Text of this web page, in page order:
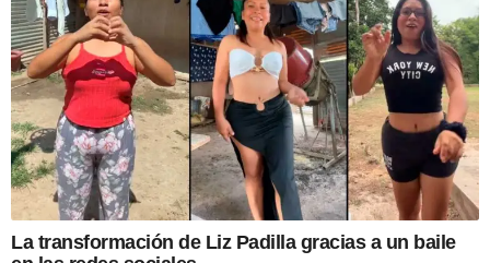
La transformación de Liz Padilla gracias a un baile